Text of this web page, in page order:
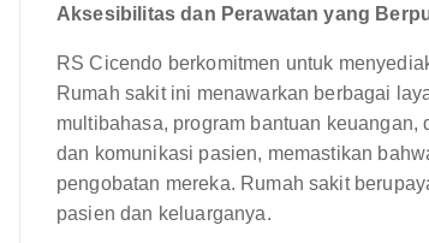
Aksesibilitas dan Perawatan yang
RS Cicendo berkomitmen untuk
Rumah sakit ini menawarkan berbagai
multibahasa, program bantuan
dan komunikasi pasien, memastikan
pengobatan mereka. Rumah sakit
pasien dan keluarganya.